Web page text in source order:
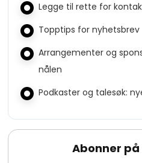
Legge til rette for
Topptips for nyhetsbrev
Arrangementer og
nålen
Podkaster og talesøk:
Abonner